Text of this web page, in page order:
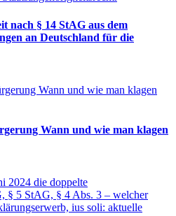
nach § 14 StAG aus dem
an Deutschland für die
Wann und wie man klagen